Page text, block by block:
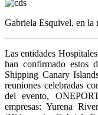
Gabriela Esquivel, en la
Las entidades
han confirmado estos
Shipping Canary
reuniones celebradas
del evento,
empresas: Yurena